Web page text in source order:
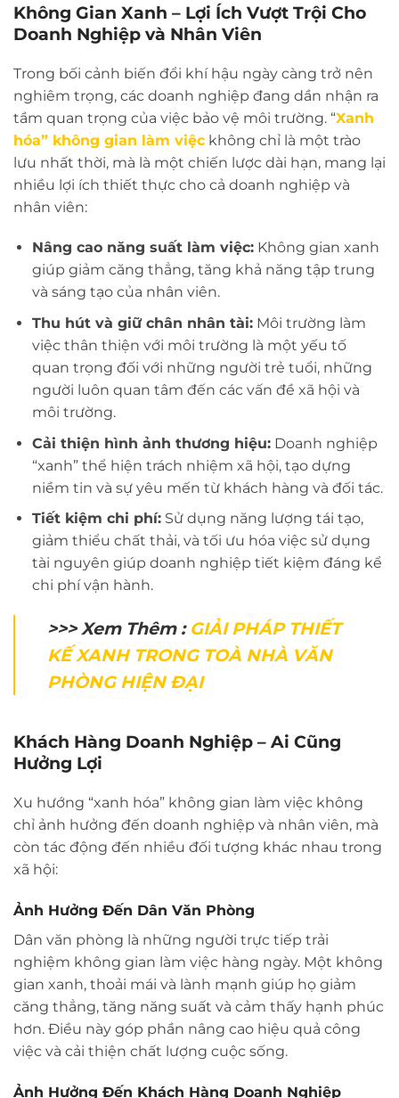
Không Gian Xanh – Lợi Ích Vượt Trội Cho
Doanh Nghiệp và Nhân Viên
Trong bối cảnh biến đổi khí hậu ngày càng trở nên
nghiêm trọng, các doanh nghiệp đang dần nhận ra
tầm quan trọng của việc bảo vệ môi trường. “Xanh
hóa” không gian làm việc không chỉ là một trào
lưu nhất thời, mà là một chiến lược dài hạn, mang lại
nhiều lợi ích thiết thực cho cả doanh nghiệp và
nhân viên:
Nâng cao năng suất làm việc:Không gian xanh
giúp giảm căng thẳng, tăng khả năng tập trung
và sáng tạo của nhân viên.
Thu hút và giữ chân nhân tài:Môi trường làm
việc thân thiện với môi trường là một yếu tố
quan trọng đối với những người trẻ tuổi, những
người luôn quan tâm đến các vấn đề xã hội và
môi trường.
Cải thiện hình ảnh thương hiệu:Doanh nghiệp
“xanh” thể hiện trách nhiệm xã hội, tạo dựng
niềm tin và sự yêu mến từ khách hàng và đối tác.
Tiết kiệm chi phí:Sử dụng năng lượng tái tạo,
giảm thiểu chất thải, và tối ưu hóa việc sử dụng
tài nguyên giúp doanh nghiệp tiết kiệm đáng kể
chi phí vận hành.
>>> Xem Thêm : GIẢI PHÁP THIẾT
KẾ XANH TRONG TOÀ NHÀ VĂN
PHÒNG HIỆN ĐẠI
Khách Hàng Doanh Nghiệp – Ai Cũng
Hưởng Lợi
Xu hướng “xanh hóa” không gian làm việc không
chỉ ảnh hưởng đến doanh nghiệp và nhân viên, mà
còn tác động đến nhiều đối tượng khác nhau trong
xã hội:
Ảnh Hưởng Đến Dân Văn Phòng
Dân văn phòng là những người trực tiếp trải
nghiệm không gian làm việc hàng ngày. Một không
gian xanh, thoải mái và lành mạnh giúp họ giảm
căng thẳng, tăng năng suất và cảm thấy hạnh phúc
hơn. Điều này góp phần nâng cao hiệu quả công
việc và cải thiện chất lượng cuộc sống.
Ảnh Hưởng Đến Khách Hàng Doanh Nghiệp